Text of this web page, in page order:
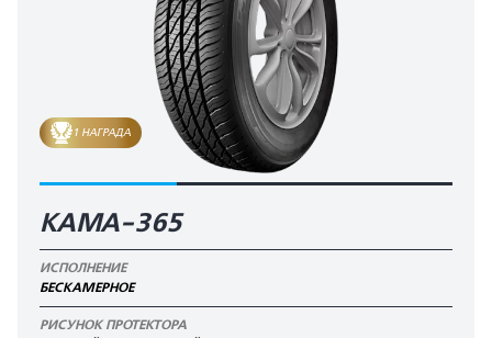
1 НАГРАДА
КАМА-365
ИСПОЛНЕНИЕ
БЕСКАМЕРНОЕ
РИСУНОК ПРОТЕКТОРА